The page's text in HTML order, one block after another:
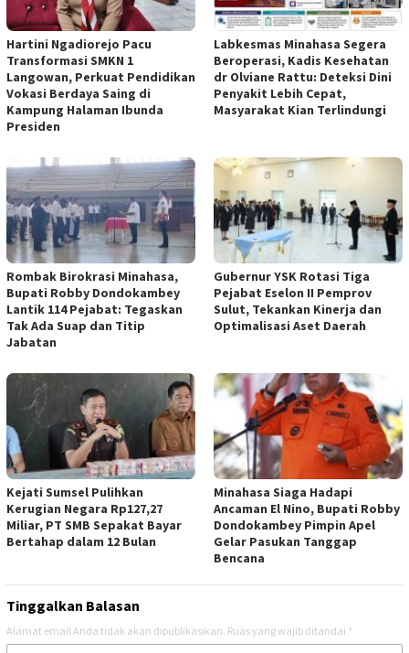
Hartini Ngadiorejo Pacu
Transformasi SMKN 1
Langowan, Perkuat Pendidikan
Vokasi Berdaya Saing di
Kampung Halaman Ibunda
Presiden
Labkesmas Minahasa Segera
Beroperasi, Kadis Kesehatan
dr Olviane Rattu: Deteksi Dini
Penyakit Lebih Cepat,
Masyarakat Kian Terlindungi
Rombak Birokrasi Minahasa,
Bupati Robby Dondokambey
Lantik 114 Pejabat: Tegaskan
Tak Ada Suap dan Titip
Jabatan
Gubernur YSK Rotasi Tiga
Pejabat Eselon II Pemprov
Sulut, Tekankan Kinerja dan
Optimalisasi Aset Daerah
Kejati Sumsel Pulihkan
Kerugian Negara Rp127,27
Miliar, PT SMB Sepakat Bayar
Bertahap dalam 12 Bulan
Minahasa Siaga Hadapi
Ancaman El Nino, Bupati Robby
Dondokambey Pimpin Apel
Gelar Pasukan Tanggap
Bencana
Tinggalkan Balasan
Alamat email Anda tidak akan dipublikasikan. Ruas yang wajib ditandai *